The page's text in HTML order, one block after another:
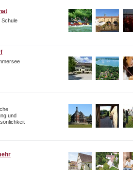
Schule
und